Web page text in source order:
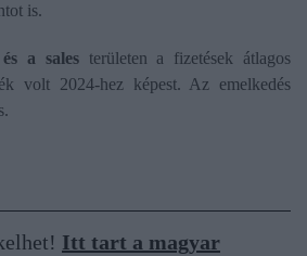
is.
a salesterületen a fizetések átlagos
volt 2024-hez képest. Az emelkedés
Itt tart a magyar